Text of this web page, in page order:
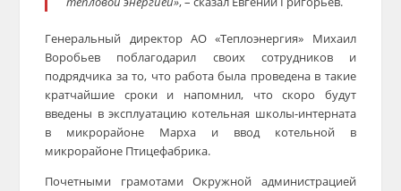
Генеральный директор АО «Теплоэнергия» Михаил
Воробьев поблагодарил своих сотрудников и
подрядчика за то, что работа была проведена в такие
кратчайшие сроки и напомнил, что скоро будут
введены в эксплуатацию котельная школы-интерната
в микрорайоне Марха и ввод котельной в
микрорайоне Птицефабрика.
Почетными грамотами Окружной администрацией